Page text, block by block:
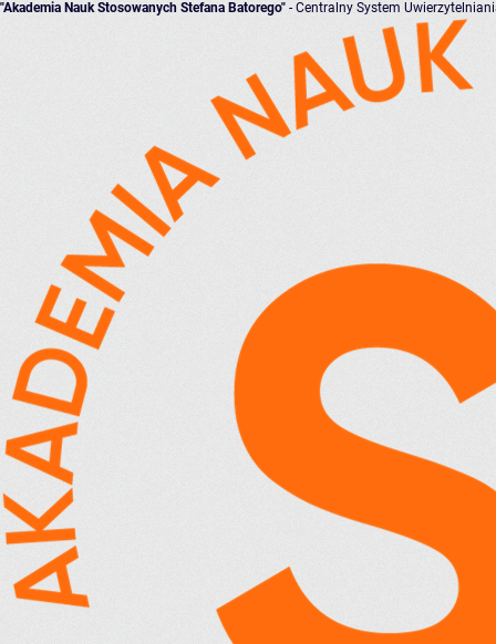
"Akademia Nauk Stosowanych Stefana Batorego" - Centralny System